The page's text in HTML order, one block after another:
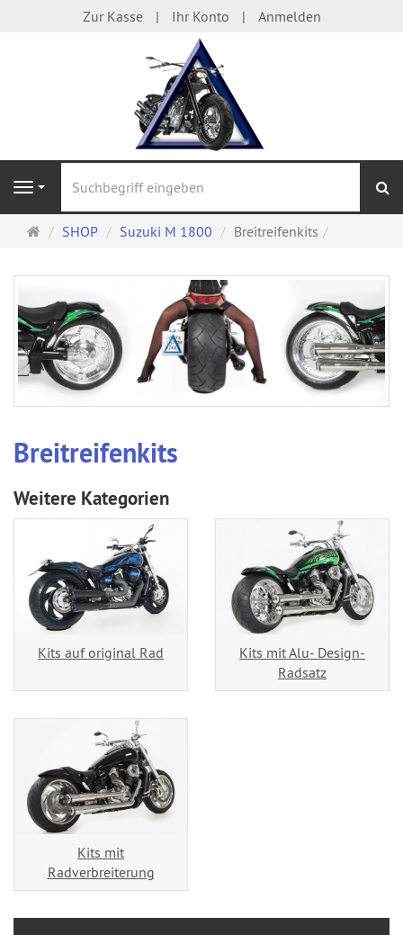
Zur Kasse Ihr Konto Anmelden
Navigation
Startseite
SHOP Suzuki M 1800 Breitreifenkits
Breitreifenkits
Weitere Kategorien
Kits auf original Rad
Kits mit Alu- Design-
Radsatz
Kits mit
Radverbreiterung